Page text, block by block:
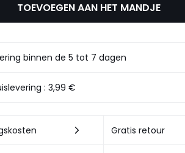
LAST
TOEVOEGEN AAN HET MANDJE
binnen de 5 tot 7 dagen
:3,99 €
Gratis retour